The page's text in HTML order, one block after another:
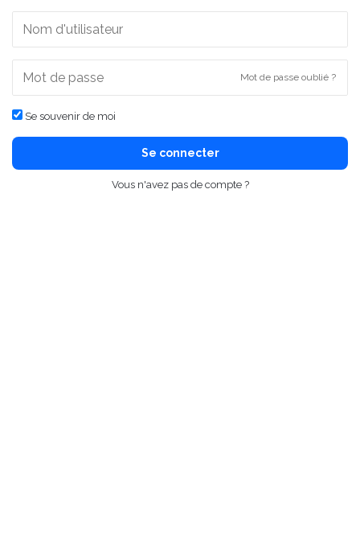
Mot de passe oublié ?
Se souvenir de moi
Se connecter
Vous n'avez pas de compte ?